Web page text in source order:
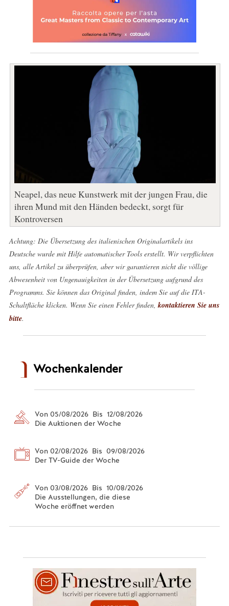
Neapel, das neue Kunstwerk mit der jungen Frau, die
ihren Mund mit den Händen bedeckt, sorgt für
Kontroversen
Achtung: Die Übersetzung des italienischen Originalartikels ins
Deutsche wurde mit Hilfe automatischer Tools erstellt. Wir verpflichten
uns, alle Artikel zu überprüfen, aber wir garantieren nicht die völlige
Abwesenheit von Ungenauigkeiten in der Übersetzung aufgrund des
Programms. Sie können das Original finden, indem Sie auf die ITA-
Schaltfläche klicken. Wenn Sie einen Fehler finden,kontaktieren Sie uns
bitte.
Wochenkalender
Von 05/08/2026 Bis 12/08/2026
Die Auktionen der Woche
Von 02/08/2026 Bis 09/08/2026
Der TV-Guide der Woche
Von 03/08/2026 Bis 10/08/2026
Die Ausstellungen, die diese
Woche eröffnet werden